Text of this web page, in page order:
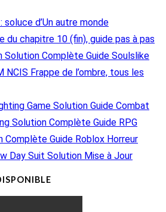
soluce d’Un autre monde
du chapitre 10 (fin), guide pas à pas
Solution Complète Guide Soulslike
Frappe de l’ombre, tous les
Game Solution Guide Combat
Solution Complète Guide RPG
Complète Guide Roblox Horreur
Day Suit Solution Mise à Jour